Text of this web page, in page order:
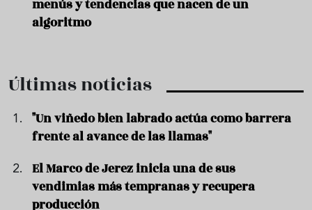
menús y tendencias que nacen de un
algoritmo
Últimas noticias
"Un viñedo bien labrado actúa como barrera
frente al avance de las llamas"
El Marco de Jerez inicia una de sus
vendimias más tempranas y recupera
producción